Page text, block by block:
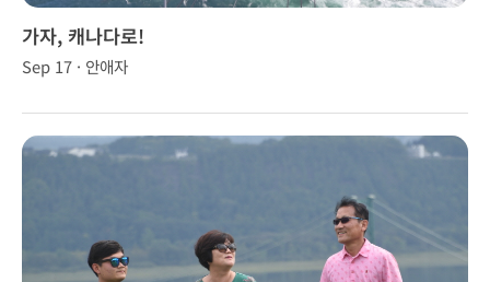
가자, 캐나다로!
Sep 17 · 안애자